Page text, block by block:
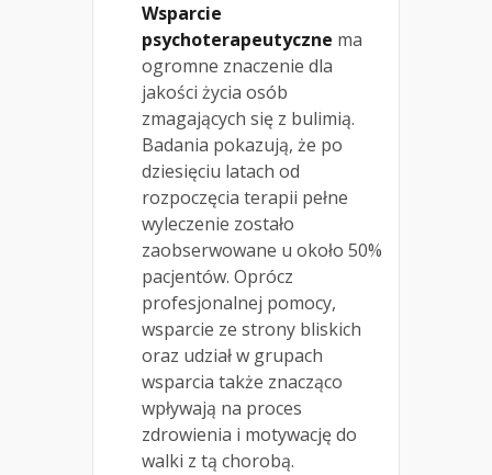
Wsparcie
psychoterapeutyczne ma
ogromne znaczenie dla
jakości życia osób
zmagających się z bulimią.
Badania pokazują, że po
dziesięciu latach od
rozpoczęcia terapii pełne
wyleczenie zostało
zaobserwowane u około 50%
pacjentów. Oprócz
profesjonalnej pomocy,
wsparcie ze strony bliskich
oraz udział w grupach
wsparcia także znacząco
wpływają na proces
zdrowienia i motywację do
walki z tą chorobą.